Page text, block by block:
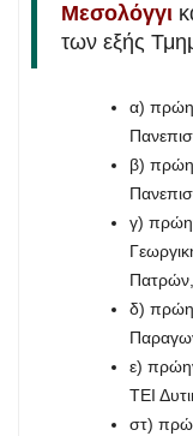
Μεσολόγγι
των εξής
α)
β)
γ)
Πατρών,
δ)
ε)
ΤΕΙ
στ)